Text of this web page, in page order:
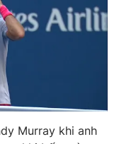
Murray khi anh